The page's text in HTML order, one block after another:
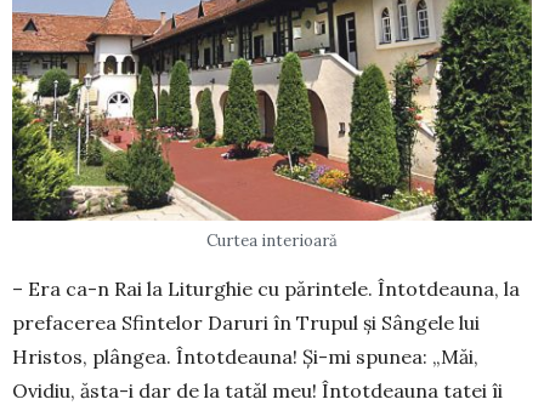
Curtea interioară
– Era ca-n Rai la Liturghie cu părintele. Întot­deauna, la
prefacerea Sfintelor Daruri în Trupul și Sângele lui
Hristos, plângea. Întotdeauna! Și-mi spunea: „Măi,
Ovidiu, ăsta-i dar de la tatăl meu! Întotdeauna tatei îi